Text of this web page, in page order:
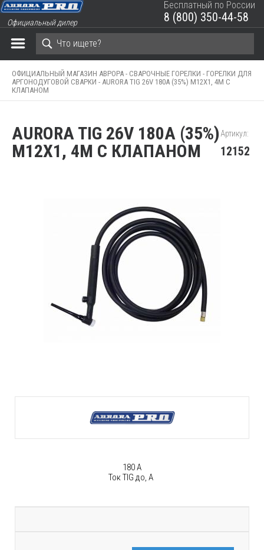
Официальный дилер
Бесплатный по России
8 (800) 350-44-58
ОФИЦИАЛЬНЫЙ МАГАЗИН АВРОРА - СВАРОЧНЫЕ ГОРЕЛКИ - ГОРЕЛКИ ДЛЯ
АРГОНОДУГОВОЙ СВАРКИ - AURORA TIG 26V 180A (35%) M12X1, 4M С
КЛАПАНОМ
AURORA TIG 26V 180A (35%)
M12X1, 4M С КЛАПАНОМ
Артикул:
12152
180 А
Ток TIG до, А
ЗАКРЫТЬ КОРЗИНУ